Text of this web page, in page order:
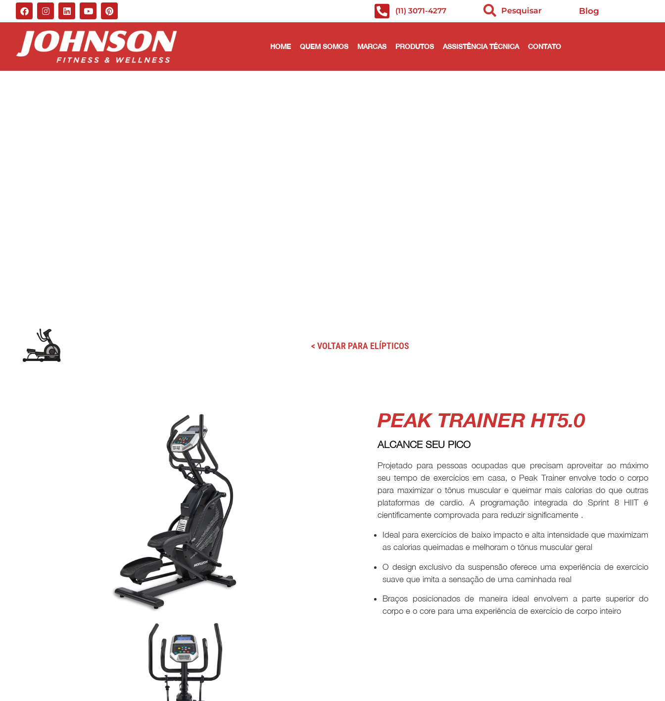
(11) 3071-4277 Pesquisar Blog
HOME QUEM SOMOS MARCAS PRODUTOS ASSISTÊNCIA TÉCNICA CONTATO
< VOLTAR PARA ELÍPTICOS
PEAK TRAINER HT5.0
ALCANCE SEU PICO
Projetado para pessoas ocupadas que precisam aproveitar ao máximo
seu tempo de exercícios em casa, o Peak Trainer envolve todo o corpo
para maximizar o tônus muscular e queimar mais calorias do que outras
plataformas de cardio. A programação integrada do Sprint 8 HIIT é
cientificamente comprovada para reduzir significamente .
Ideal para exercícios de baixo impacto e alta intensidade que maximizam
as calorias queimadas e melhoram o tônus muscular geral
O design exclusivo da suspensão oferece uma experiência de exercício
suave que imita a sensação de uma caminhada real
Braços posicionados de maneira ideal envolvem a parte superior do
corpo e o core para uma experiência de exercício de corpo inteiro